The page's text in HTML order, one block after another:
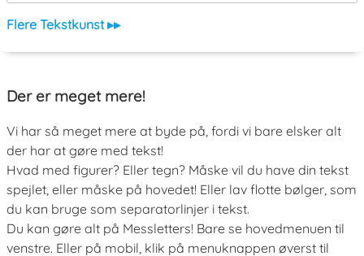
Flere Tekstkunst ▸▸
Der er meget mere!
Vi har så meget mere at byde på, fordi vi bare elsker alt
der har at gøre med tekst!
Hvad med figurer? Eller tegn? Måske vil du have din tekst
spejlet, eller måske på hovedet! Eller lav flotte bølger, som
du kan bruge som separatorlinjer i tekst.
Du kan gøre alt på Messletters! Bare se hovedmenuen til
venstre. Eller på mobil, klik på menuknappen øverst til